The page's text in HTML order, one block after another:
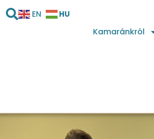
EN HU
Kamaránkról